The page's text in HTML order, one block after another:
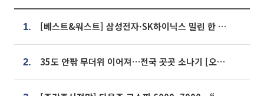
1. [베스트&워스트] 삼성전자·SK하이닉스 밀린 한 주…상상인증권은 85% 급등
2. 35도 안팎 무더위 이어져…전국 곳곳 소나기 [오늘 날씨]